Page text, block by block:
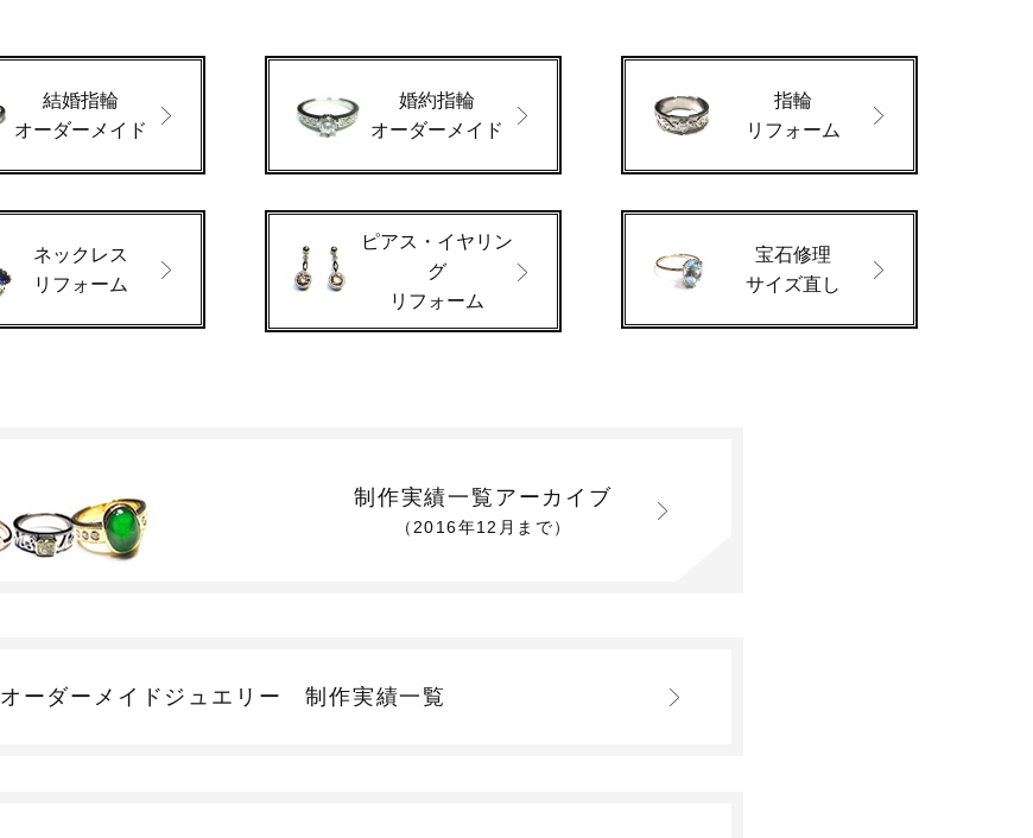
結婚指輪
オーダーメイド
婚約指輪
オーダーメイド
指輪
リフォーム
ネックレス
リフォーム
ピアス・イヤリン
グ
リフォーム
宝石修理
サイズ直し
制作実績一覧アーカイブ
（2016年12月まで）
オーダーメイドジュエリー制作実績一覧